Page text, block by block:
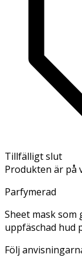
Tillfälligt slut
Produkten är på
Parfymerad
Sheet mask
uppfäschad hud
Följ